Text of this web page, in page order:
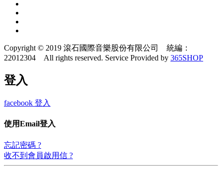
Copyright © 2019 滾石國際音樂股份有限公司 統編：
22012304 All rights reserved. Service Provided by 365SHOP
登入
facebook 登入
使用Email登入
忘記密碼 ?
收不到會員啟用信 ?